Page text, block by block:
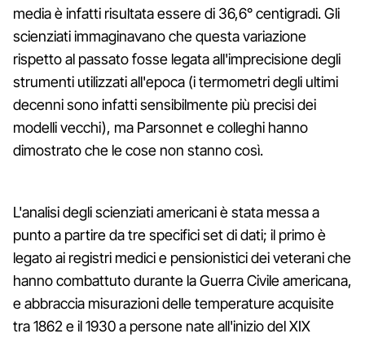
media è infatti risultata essere di 36,6° centigradi. Gli
scienziati immaginavano che questa variazione
rispetto al passato fosse legata all'imprecisione degli
strumenti utilizzati all'epoca (i termometri degli ultimi
decenni sono infatti sensibilmente più precisi dei
modelli vecchi), ma Parsonnet e colleghi hanno
dimostrato che le cose non stanno così.
L'analisi degli scienziati americani è stata messa a
punto a partire da tre specifici set di dati; il primo è
legato ai registri medici e pensionistici dei veterani che
hanno combattuto durante la Guerra Civile americana,
e abbraccia misurazioni delle temperature acquisite
tra 1862 e il 1930 a persone nate all'inizio del XIX